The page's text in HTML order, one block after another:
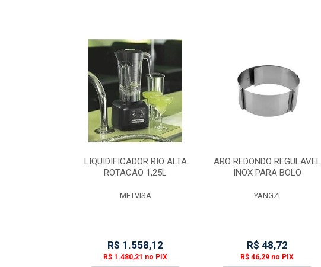
LIQUIDIFICADOR RIO ALTA
ROTACAO 1,25L
METVISA
R$ 1.558,12
R$ 1.480,21 no PIX
ARO REDONDO REGULAVEL
INOX PARA BOLO
YANGZI
R$ 48,72
R$ 46,29 no PIX